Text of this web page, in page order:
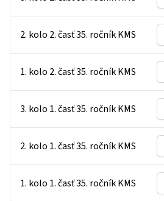
2. kolo 2. časť 35. ročník KMS
1. kolo 2. časť 35. ročník KMS
3. kolo 1. časť 35. ročník KMS
2. kolo 1. časť 35. ročník KMS
1. kolo 1. časť 35. ročník KMS